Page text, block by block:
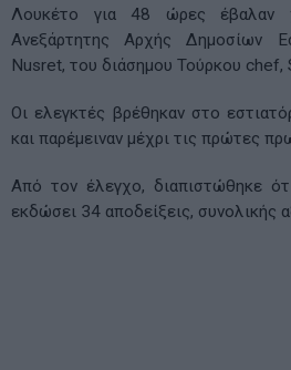
Λουκέτο για 48 ώρες έβαλαν
Ανεξάρτητης Αρχής Δημοσίων
Nusret, του διάσημου Τούρκου
Οι ελεγκτές βρέθηκαν στο
και παρέμειναν μέχρι τις πρώτες
Από τον έλεγχο, διαπιστώθηκε
εκδώσει 34 αποδείξεις, συνολικής